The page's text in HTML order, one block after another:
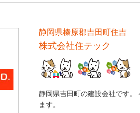
静岡県榛原郡吉田町住吉
株式会社住テック
静岡県吉田町の建設会社です。
ます。